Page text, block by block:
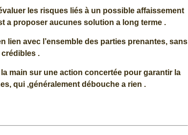
les risques liés à un possible affaissement
a proposer aucunes solution a long terme .
lien avec l’ensemble des parties prenantes, sans
.
main sur une action concertée pour garantir la
qui ,généralement débouche a rien .